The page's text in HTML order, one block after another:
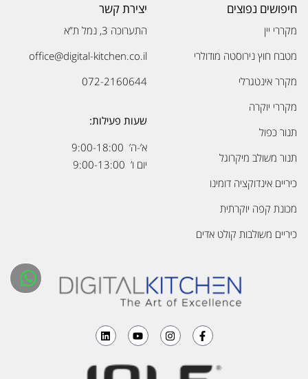
חיפושים נפוצים
מקררי יין
מטבח חוץ נירוסטה מודולרי
מקרר אינטגרלי
מקררי יוקרה
תנור כפול
תנור משולב מיקרוגל
כיריים אינדוקציה דומינו
מכונת קפה יוקרתית
כיריים משולבות קולט אדים
יצירת קשר
התערוכה 3, נמל ת”א
office@digital-kitchen.co.il
072-2160644
שעות פעילות:
א’-ה’ 9:00-18:00
יום ו’ 9:00-13:00